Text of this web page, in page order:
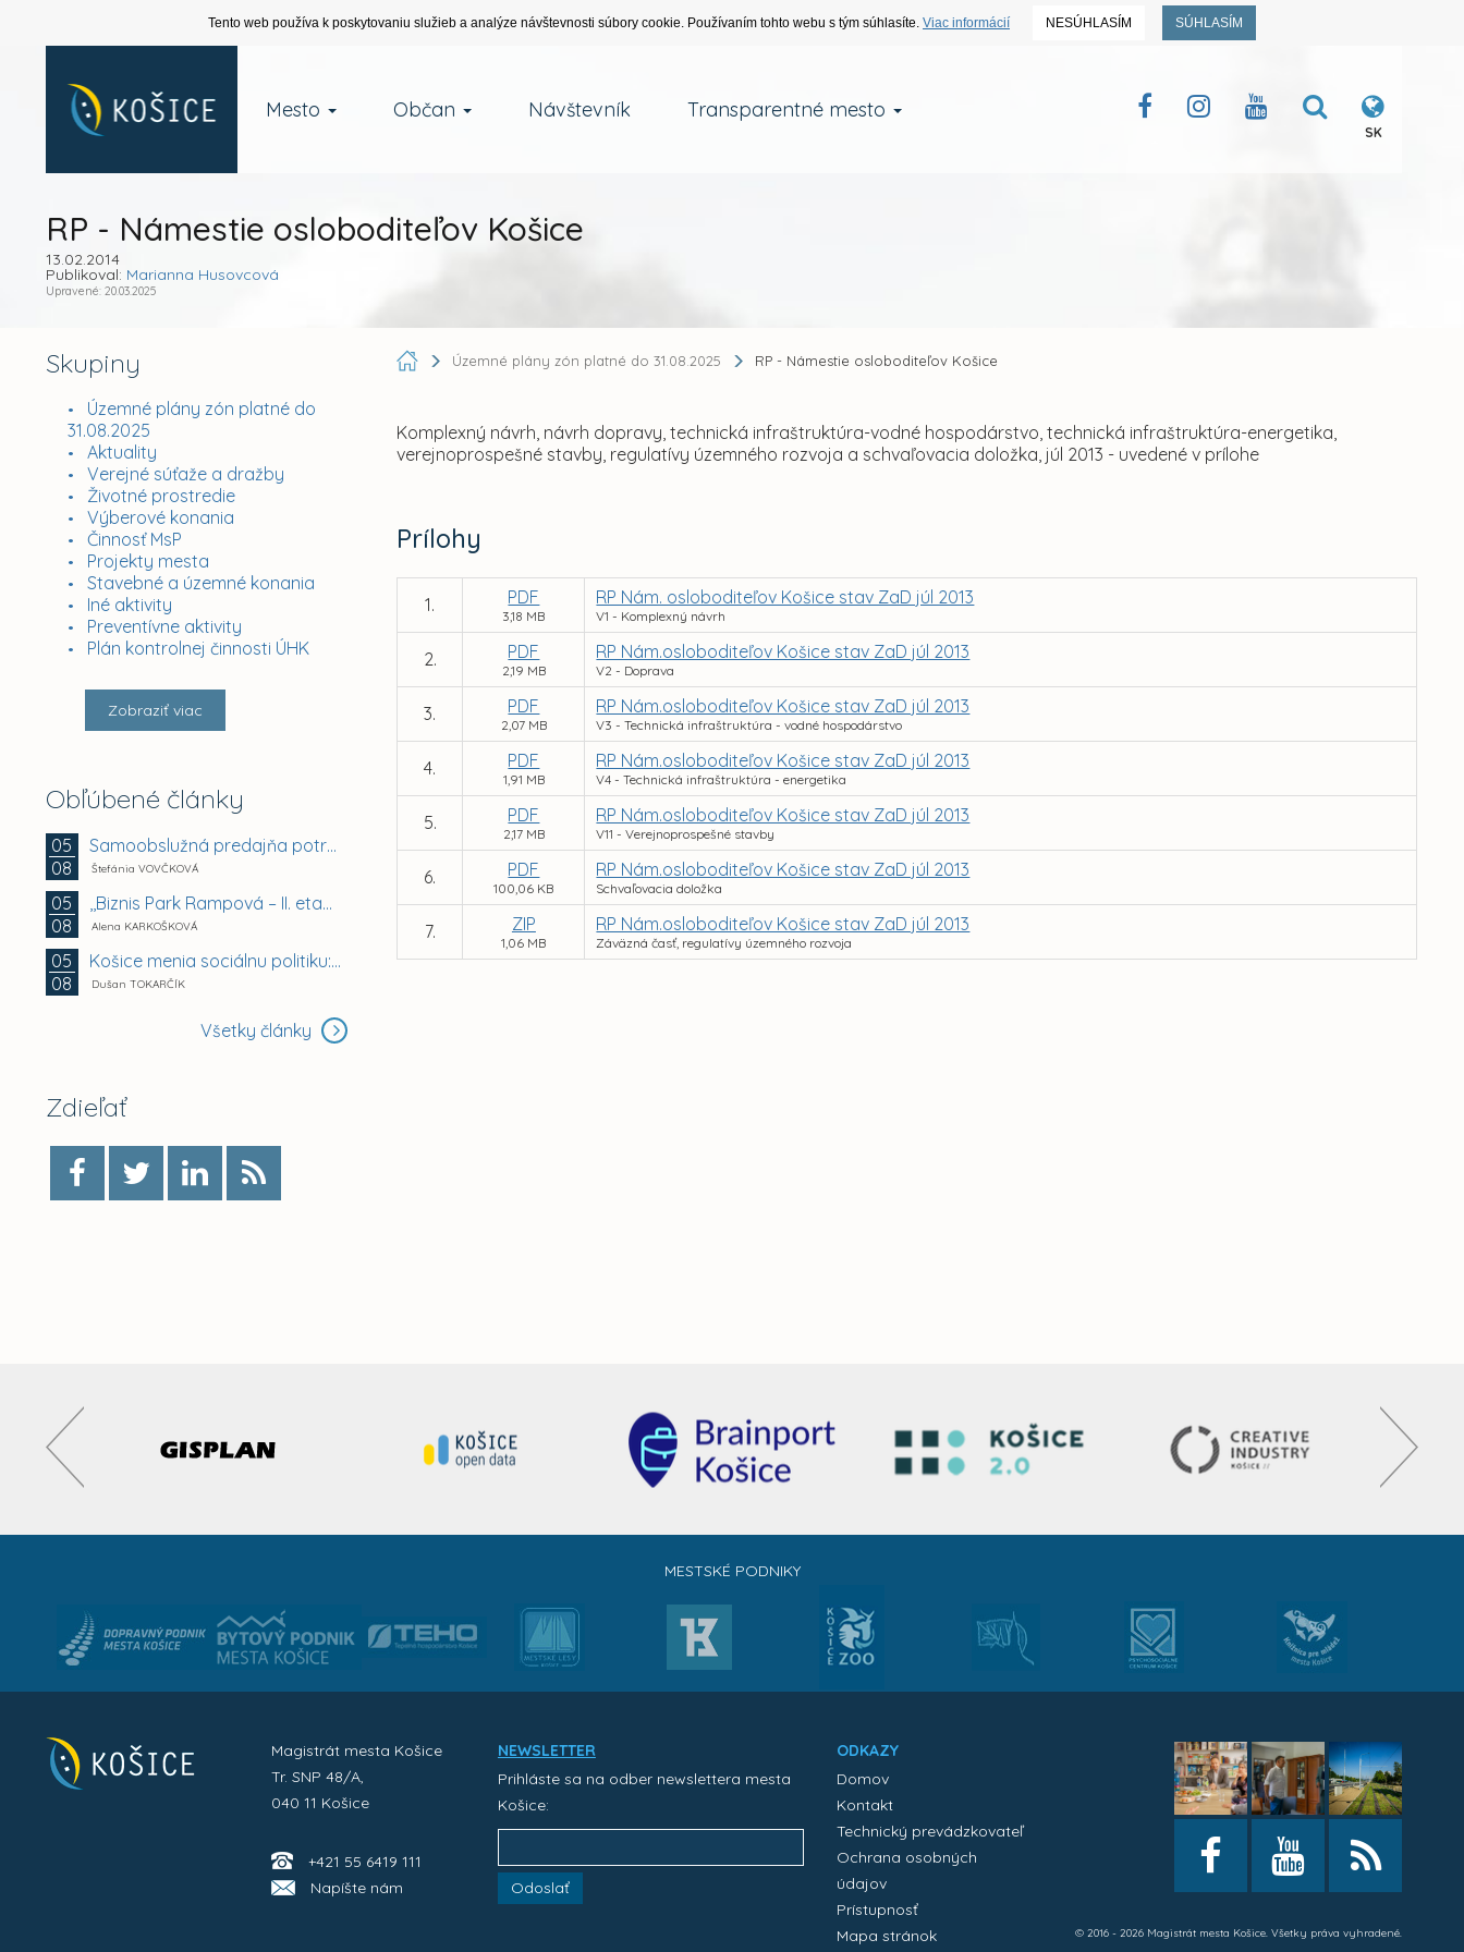
Tento web používa k poskytovaniu služieb a analýze návštevnosti súbory cookie. Používaním tohto webu s tým súhlasíte. Viac informácií NESÚHLASÍM SÚHLASÍM
Mesto Občan Návštevník Transparentné mesto
SK
RP - Námestie osloboditeľov Košice
13.02.2014
Publikoval: Marianna Husovcová
Upravené: 20.03.2025
Skupiny
Územné plány zón platné do
31.08.2025
Aktuality
Verejné súťaže a dražby
Životné prostredie
Výberové konania
Činnosť MsP
Projekty mesta
Stavebné a územné konania
Iné aktivity
Preventívne aktivity
Plán kontrolnej činnosti ÚHK
Zobraziť viac
Obľúbené články
05
08
Samoobslužná predajňa potravín a doplnkového tovaru
Štefánia VOVČKOVÁ
05
08
,,Biznis Park Rampová – II. etapa, Rampová ul.,...
Alena KARKOŠKOVÁ
05
08
Košice menia sociálnu politiku: chránia mestské byty...
Dušan TOKARČÍK
Všetky články
Zdieľať
Územné plány zón platné do 31.08.2025 RP - Námestie osloboditeľov Košice
Komplexný návrh, návrh dopravy, technická infraštruktúra-vodné hospodárstvo, technická infraštruktúra-energetika,
verejnoprospešné stavby, regulatívy územného rozvoja a schvaľovacia doložka, júl 2013 - uvedené v prílohe
Prílohy
1. PDF
3,18 MB
RP Nám. osloboditeľov Košice stav ZaD júl 2013
V1 - Komplexný návrh
2. PDF
2,19 MB
RP Nám.osloboditeľov Košice stav ZaD júl 2013
V2 - Doprava
3. PDF
2,07 MB
RP Nám.osloboditeľov Košice stav ZaD júl 2013
V3 - Technická infraštruktúra - vodné hospodárstvo
4. PDF
1,91 MB
RP Nám.osloboditeľov Košice stav ZaD júl 2013
V4 - Technická infraštruktúra - energetika
5. PDF
2,17 MB
RP Nám.osloboditeľov Košice stav ZaD júl 2013
V11 - Verejnoprospešné stavby
6. PDF
100,06 KB
RP Nám.osloboditeľov Košice stav ZaD júl 2013
Schvaľovacia doložka
7. ZIP
1,06 MB
RP Nám.osloboditeľov Košice stav ZaD júl 2013
Záväzná časť, regulatívy územného rozvoja
MESTSKÉ PODNIKY
Magistrát mesta Košice
Tr. SNP 48/A,
040 11 Košice
+421 55 6419 111
Napíšte nám
NEWSLETTER
Prihláste sa na odber newslettera mesta
Košice:
Odoslať
ODKAZY
Domov
Kontakt
Technický prevádzkovateľ
Ochrana osobných
údajov
Prístupnosť
Mapa stránok
© 2016 - 2026 Magistrát mesta Košice. Všetky práva vyhradené.